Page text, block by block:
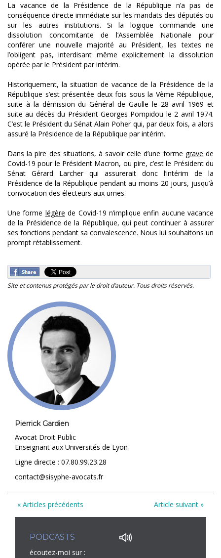
La vacance de la Présidence de la République n’a pas de
conséquence directe immédiate sur les mandats des députés ou
sur les autres institutions. Si la logique commande une
dissolution concomitante de l’Assemblée Nationale pour
conférer une nouvelle majorité au Président, les textes ne
l’obligent pas, interdisant même explicitement la dissolution
opérée par le Président par intérim.
Historiquement, la situation de vacance de la Présidence de la
République s’est présentée deux fois sous la Vème République,
suite à la démission du Général de Gaulle le 28 avril 1969 et
suite au décès du Président Georges Pompidou le 2 avril 1974.
C’est le Président du Sénat Alain Poher qui, par deux fois, a alors
assuré la Présidence de la République par intérim.
Dans la pire des situations, à savoir celle d’une forme grave de
Covid-19 pour le Président Macron, ou pire, c’est le Président du
Sénat Gérard Larcher qui assurerait donc l’intérim de la
Présidence de la République pendant au moins 20 jours, jusqu’à
convocation des électeurs aux urnes.
Une forme légère de Covid-19 n’implique enfin aucune vacance
de la Présidence de la République, qui peut continuer à assurer
ses fonctions pendant sa convalescence. Nous lui souhaitons un
prompt rétablissement.
Site et contenus protégés par le droit d’auteur. Tous droits réservés.
Pierrick Gardien
Avocat Droit Public
Enseignant aux Universités de Lyon
Ligne directe : 07.80.99.23.28
contact@sisyphe-avocats.fr
« Articles précédents Article suivant »
PODCASTS
écoutez-moi sur :